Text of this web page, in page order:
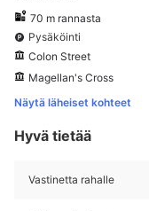
70 m rannasta
Pysäköinti
Colon Street
Magellan's Cross
Näytä läheiset kohteet
Hyvä tietää
Vastinetta rahalle